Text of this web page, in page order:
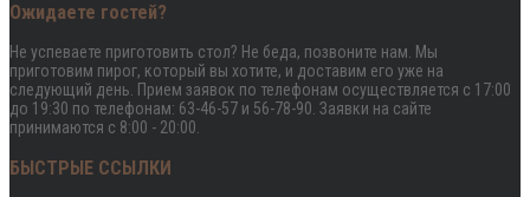
Ожидаете гостей?
Не успеваете приготовить стол? Не беда, позвоните нам. Мы
приготовим пирог, который вы хотите, и доставим его уже на
следующий день. Прием заявок по телефонам осуществляется с 17:00
до 19:30 по телефонам: 63-46-57 и 56-78-90. Заявки на сайте
принимаются с 8:00 - 20:00.
БЫСТРЫЕ ССЫЛКИ